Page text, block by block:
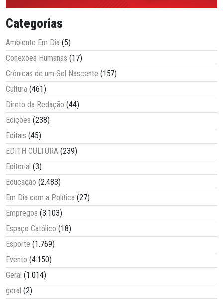
Categorias
Ambiente Em Dia (5)
Conexões Humanas (17)
Crônicas de um Sol Nascente (157)
Cultura (461)
Direto da Redação (44)
Edições (238)
Editais (45)
EDITH CULTURA (239)
Editorial (3)
Educação (2.483)
Em Dia com a Política (27)
Empregos (3.103)
Espaço Católico (18)
Esporte (1.769)
Evento (4.150)
Geral (1.014)
geral (2)